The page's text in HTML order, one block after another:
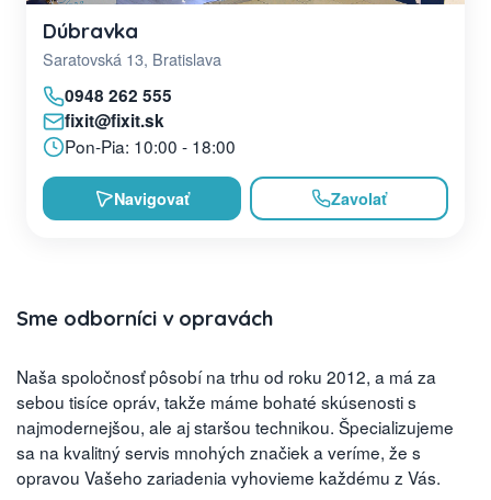
Dúbravka
Saratovská 13, Bratislava
0948 262 555
fixit@fixit.sk
Pon-Pia: 10:00 - 18:00
Navigovať Zavolať
Sme odborníci v opravách
Naša spoločnosť pôsobí na trhu od roku 2012, a má za
sebou tisíce opráv, takže máme bohaté skúsenosti s
najmodernejšou, ale aj staršou technikou. Špecializujeme
sa na kvalitný servis mnohých značiek a veríme, že s
opravou Vašeho zariadenia vyhovieme každému z Vás.